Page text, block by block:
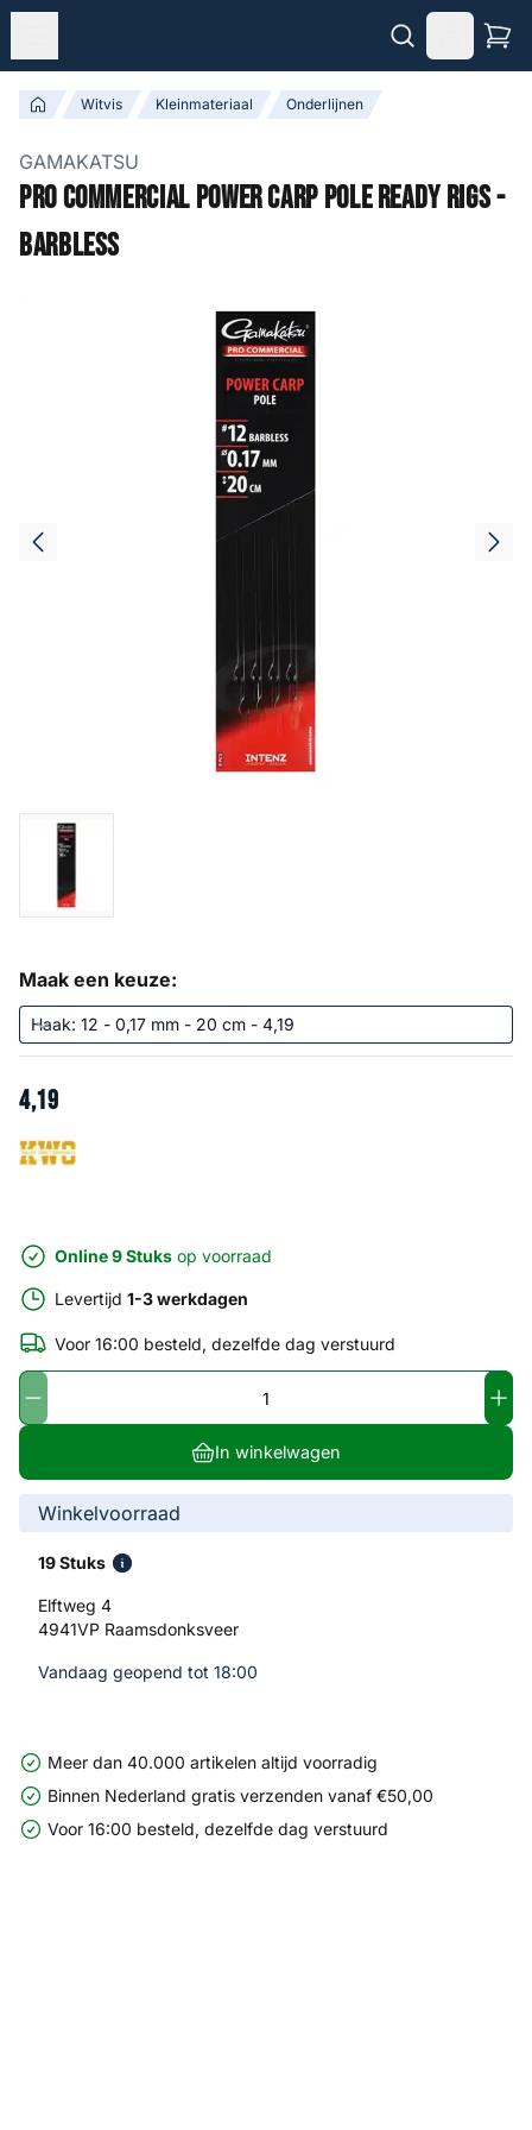
Witvis Kleinmateriaal Onderlijnen
GAMAKATSU
Pro Commercial Power Carp Pole Ready Rigs -
Barbless
Maak een keuze:
4,19
Online 9 Stuks op voorraad
Levertijd 1-3 werkdagen
Voor 16:00 besteld, dezelfde dag verstuurd
In winkelwagen
Winkelvoorraad
19 Stuks
Elftweg 4
4941VP Raamsdonksveer
Vandaag geopend tot 18:00
Meer dan 40.000 artikelen altijd voorradig
Binnen Nederland gratis verzenden vanaf €50,00
Voor 16:00 besteld, dezelfde dag verstuurd